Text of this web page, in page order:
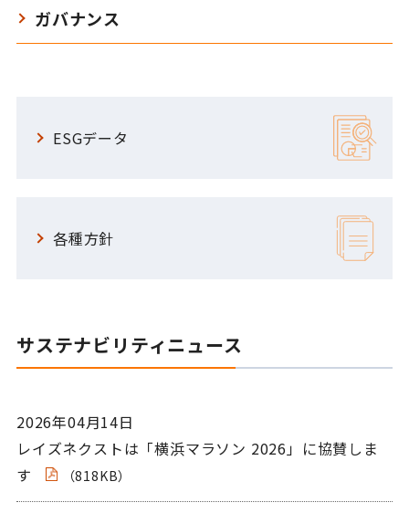
ガバナンス
ESGデータ
各種方針
サステナビリティニュース
2026年04月14日
レイズネクストは「横浜マラソン 2026」に協賛しま
す
（818KB）